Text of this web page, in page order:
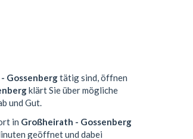
Gossenbergtätig sind, öffnen
klärt Sie über mögliche
und Gut.
in Großheirath - Gossenberg
geöffnet und dabei